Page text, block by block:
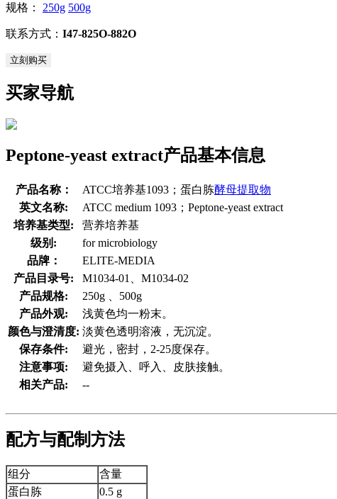
规格： 250g 500g
联系方式： I47-825O-882O
立刻购买
买家导航
Peptone-yeast extract产品基本信息
产品名称： ATCC培养基1093；蛋白胨酵母提取物
英文名称:
ATCC medium 1093；Peptone-yeast extract
培养基类型:
营养培养基
级别:
for microbiology
品牌：
ELITE-MEDIA
产品目录号:
M1034-01、M1034-02
产品规格:
250g 、500g
产品外观:
浅黄色均一粉末。
颜色与澄清度: 淡黄色透明溶液，无沉淀。
保存条件:
避光，密封，2-25度保存。
注意事项:
避免摄入、呼入、皮肤接触。
相关产品:
--
配方与配制方法
组分
含量
蛋白胨
0.5 g